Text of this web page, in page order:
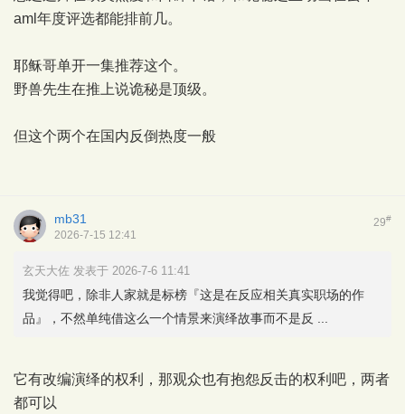
aml年度评选都能排前几。
耶稣哥单开一集推荐这个。
野兽先生在推上说诡秘是顶级。
但这个两个在国内反倒热度一般
29#
mb31
2026-7-15 12:41
玄天大佐 发表于 2026-7-6 11:41
我觉得吧，除非人家就是标榜『这是在反应相关真实职场的作
品』，不然单纯借这么一个情景来演绎故事而不是反 ...
它有改编演绎的权利，那观众也有抱怨反击的权利吧，两者
都可以